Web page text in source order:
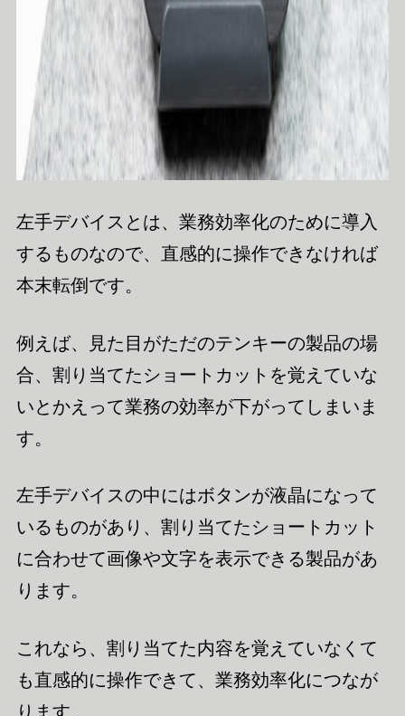
左手デバイスとは、業務効率化のために導入
するものなので、直感的に操作できなければ
本末転倒です。
例えば、見た目がただのテンキーの製品の場
合、割り当てたショートカットを覚えていな
いとかえって業務の効率が下がってしまいま
す。
左手デバイスの中にはボタンが液晶になって
いるものがあり、割り当てたショートカット
に合わせて画像や文字を表示できる製品があ
ります。
これなら、割り当てた内容を覚えていなくて
も直感的に操作できて、業務効率化につなが
ります。